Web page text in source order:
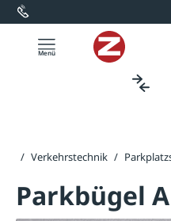
springen
/ Verkehrstechnik /
Parkbügel